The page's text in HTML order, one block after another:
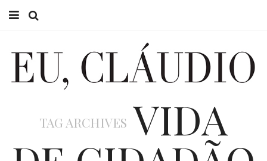
EU CLÁUDIO
EU NA TV
EU, PAI
TAG ARCHIVES VIDA